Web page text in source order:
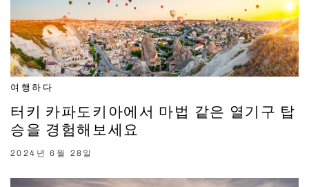
여행하다
터키 카파도키아에서 마법 같은 열기구 탑
승을 경험해보세요
2024년 6월 28일